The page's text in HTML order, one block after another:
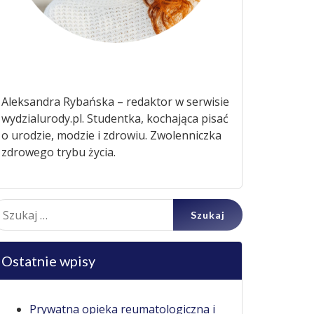
Aleksandra Rybańska – redaktor w serwisie
wydzialurody.pl. Studentka, kochająca pisać
o urodzie, modzie i zdrowiu. Zwolenniczka
zdrowego trybu życia.
Ostatnie wpisy
Prywatna opieka reumatologiczna i